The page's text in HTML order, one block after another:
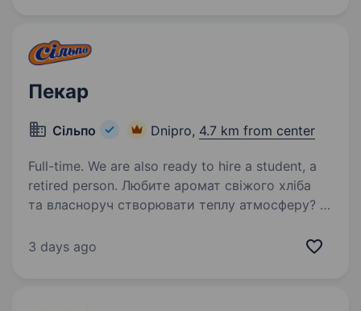
Пекар
Сільпо Dnipro, 4.7 km from center
Full-time. We are also ready to hire a student, a
retired person. Любите аромат свіжого хліба
та власноруч створювати теплу атмосферу? У
Гості з радістю несуть у свої домівки.
3 days ago